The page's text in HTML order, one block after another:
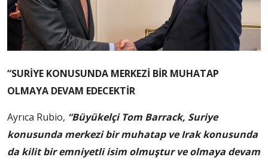
“SURİYE KONUSUNDA MERKEZİ BİR MUHATAP
OLMAYA DEVAM EDECEKTİR
Ayrıca Rubio, “Büyükelçi Tom Barrack, Suriye
konusunda merkezi bir muhatap ve Irak konusunda
da kilit bir emniyetli isim olmuştur ve olmaya devam